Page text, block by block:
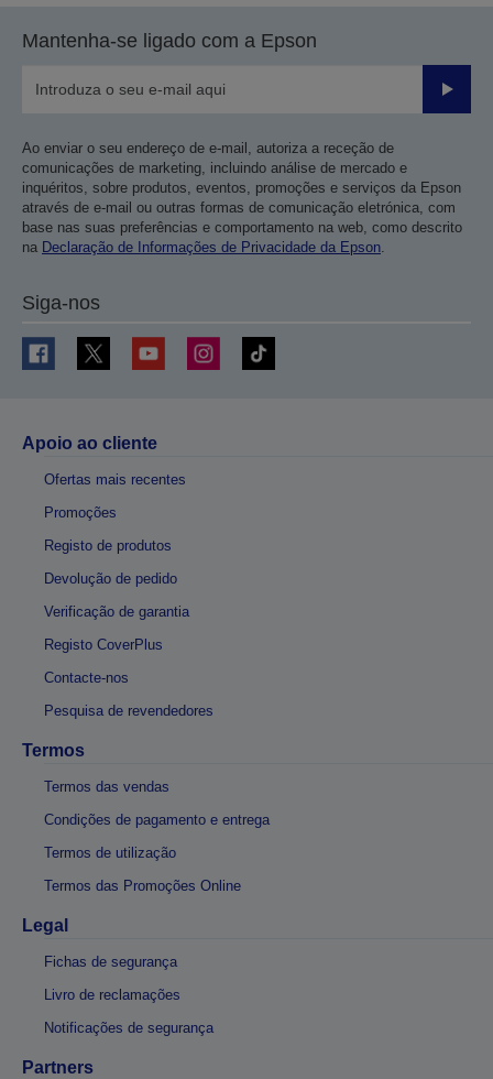
anterior
página
Mantenha-se ligado com a Epson
Enviar
Ao enviar o seu endereço de e-mail, autoriza a receção de
comunicações de marketing, incluindo análise de mercado e
inquéritos, sobre produtos, eventos, promoções e serviços da Epson
através de e-mail ou outras formas de comunicação eletrónica, com
base nas suas preferências e comportamento na web, como descrito
na Declaração de Informações de Privacidade da Epson.
Siga-nos
Apoio ao cliente
Ofertas mais recentes
Promoções
Registo de produtos
Devolução de pedido
Verificação de garantia
Registo CoverPlus
Contacte-nos
Pesquisa de revendedores
Termos
Termos das vendas
Condições de pagamento e entrega
Termos de utilização
Termos das Promoções Online
Legal
Fichas de segurança
Livro de reclamações
Notificações de segurança
Partners